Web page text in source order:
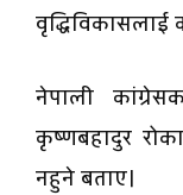
नेपाली
कृष्णबहादुर
नहुने बताए।